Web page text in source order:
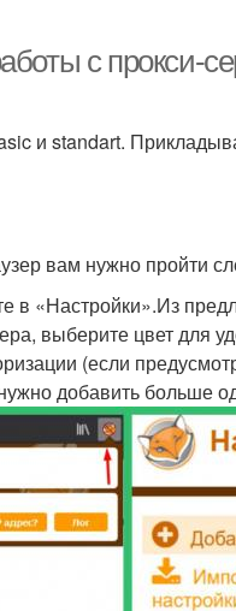
с прокси-
и standart.
вам нужно пройти
в «Настройки».Из
выберите цвет для
(если
добавить больше